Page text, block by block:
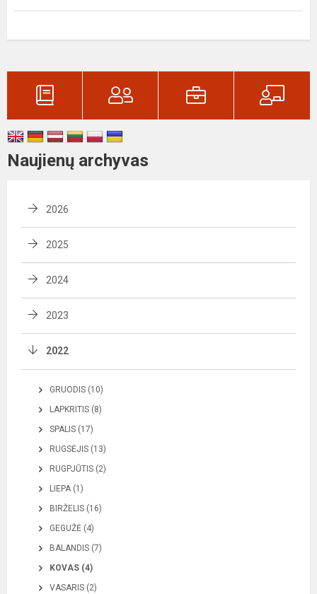
Naujienų archyvas
2026
2025
2024
2023
2022
GRUODIS (10)
LAPKRITIS (8)
SPALIS (17)
RUGSĖJIS (13)
RUGPJŪTIS (2)
LIEPA (1)
BIRŽELIS (16)
GEGUŽĖ (4)
BALANDIS (7)
KOVAS (4)
VASARIS (2)